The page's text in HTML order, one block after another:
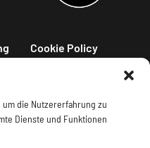
die Nutzererfahrung zu
Dienste und Funktionen
Cookie Policy